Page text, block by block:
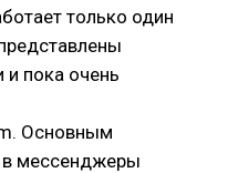
только один
пока очень
Основным
в мессенджеры